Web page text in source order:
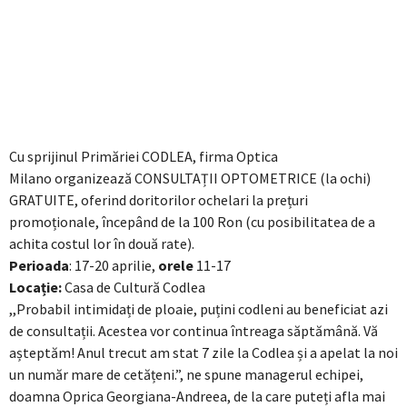
Cu sprijinul Primăriei CODLEA, firma Optica
Milano organizează CONSULTAȚII OPTOMETRICE (la ochi)
GRATUITE, oferind doritorilor ochelari la prețuri
promoționale, începând de la 100 Ron (cu posibilitatea de a
achita costul lor în două rate).
Perioada: 17-20 aprilie, orele 11-17
Locație:Casa de Cultură Codlea
,,Probabil intimidați de ploaie, puțini codleni au beneficiat azi
de consultații. Acestea vor continua întreaga săptămână. Vă
așteptăm! Anul trecut am stat 7 zile la Codlea și a apelat la noi
un număr mare de cetățeni.”, ne spune managerul echipei,
doamna Oprica Georgiana-Andreea, de la care puteți afla mai